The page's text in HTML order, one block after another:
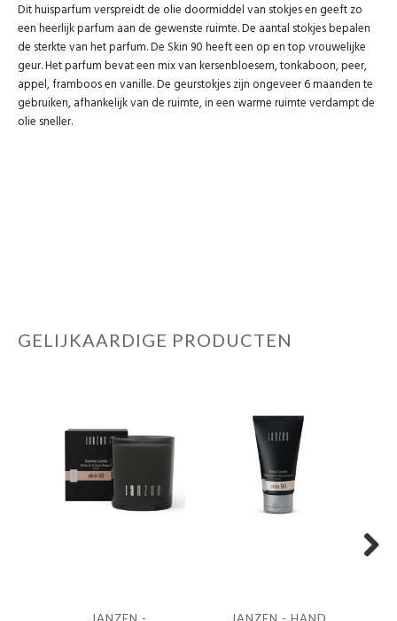
Dit huisparfum verspreidt de olie doormiddel van stokjes en geeft zo
een heerlijk parfum aan de gewenste ruimte. De aantal stokjes bepalen
de sterkte van het parfum. De Skin 90 heeft een op en top vrouwelijke
geur. Het parfum bevat een mix van kersenbloesem, tonkaboon, peer,
appel, framboos en vanille. De geurstokjes zijn ongeveer 6 maanden te
gebruiken, afhankelijk van de ruimte, in een warme ruimte verdampt de
olie sneller.
GELIJKAARDIGE PRODUCTEN